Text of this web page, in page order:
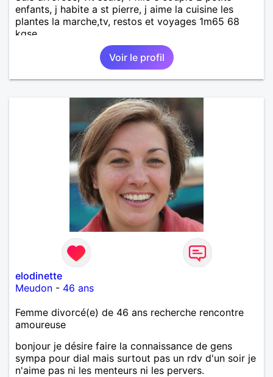
enfants, j habite a st pierre, j aime la cuisine les
plantes la marche,tv, restos et voyages 1m65 68
kgse
Voir le profil
elodinette
Meudon - 46 ans
Femme divorcé(e) de 46 ans recherche rencontre
amoureuse
bonjour je désire faire la connaissance de gens
sympa pour dial mais surtout pas un rdv d'un soir je
n'aime pas ni les menteurs ni les pervers.